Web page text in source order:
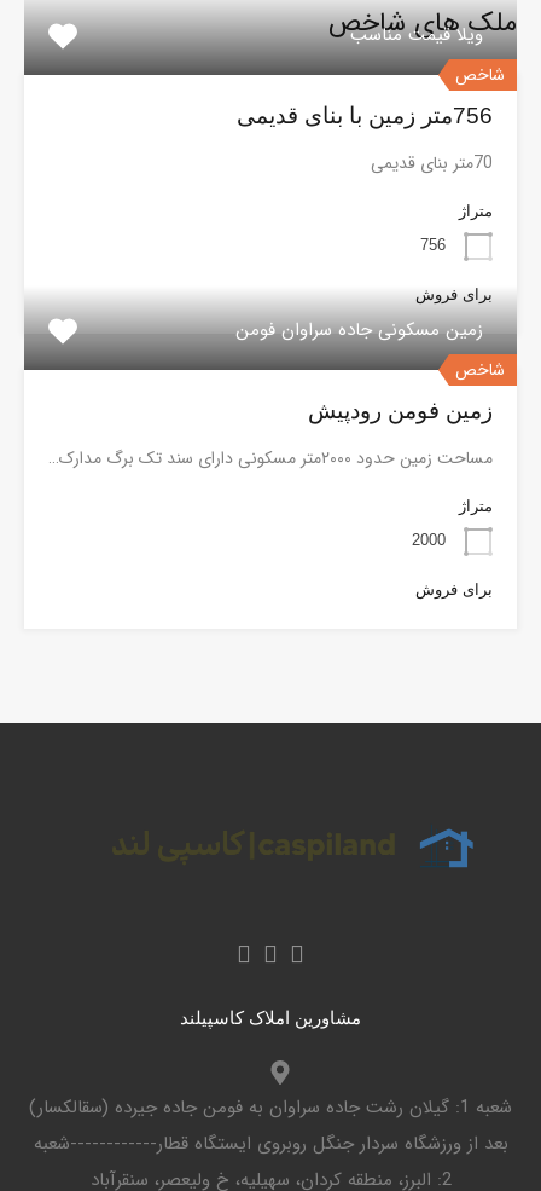
ملک های شاخص
شاخص
ویلا قیمت مناسب
756متر زمین با بنای قدیمی
70متر بنای قدیمی
متراژ
756
برای فروش
شاخص
زمین مسکونی جاده سراوان فومن
زمین فومن رودپیش
مساحت زمین حدود ۲۰۰۰متر مسکونی دارای سند تک برگ مدارک…
متراژ
2000
برای فروش
مشاورین املاک کاسپیلند
شعبه 1: گیلان رشت جاده سراوان به فومن جاده جیرده (سقالکسار)
بعد از ورزشگاه سردار جنگل روبروی ایستگاه قطار------------شعبه
2: البرز، منطقه کردان، سهیلیه، خ ولیعصر، سنقرآباد